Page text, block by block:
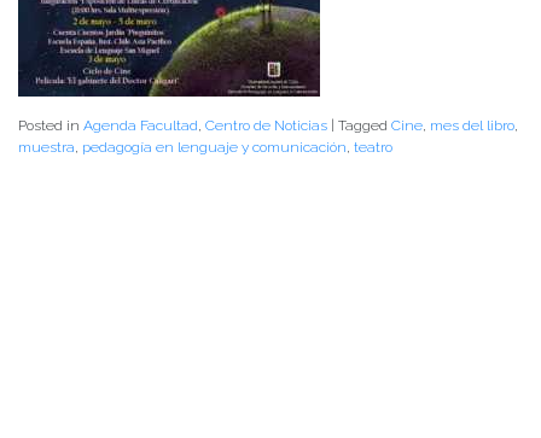
Posted in Agenda Facultad, Centro de Noticias Tagged Cine, mes del libro,
muestra, pedagogía en lenguaje y comunicación, teatro